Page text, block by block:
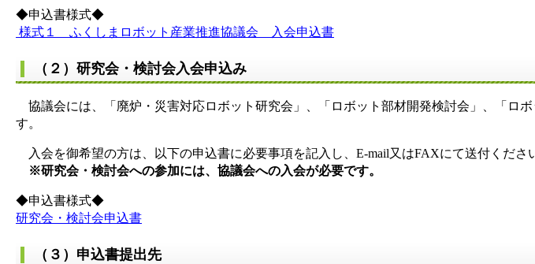
◆申込書様式◆
様式１ ふくしまロボット産業推進協議会 入会申込書
（２）研究会・検討会入会申込み
協議会には、「廃炉・災害対応ロボット研究会」、「ロボット部材開発検討会」、「ロ
す。
入会を御希望の方は、以下の申込書に必要事項を記入し、E-mail又はFAXにて送付くださ
※研究会・検討会への参加には、協議会への入会が必要です。
◆申込書様式◆
研究会・検討会申込書
（３）申込書提出先